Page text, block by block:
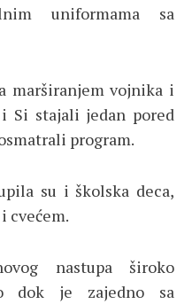
uniformama sa
marširanjem vojnika i
Si stajali jedan pored
program.
su i školska deca,
cvećem.
nastupa široko
dok je zajedno sa